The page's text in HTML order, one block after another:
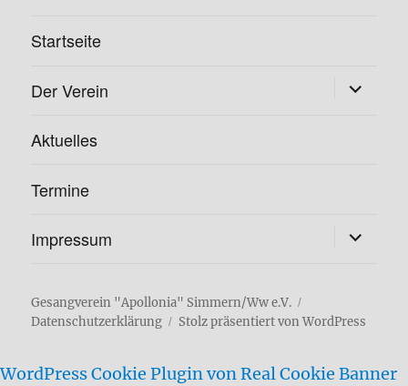
Startseite
Der Verein
öffnen
Aktuelles
Termine
Impressum
öffnen
Gesangverein "Apollonia" Simmern/Ww e.V.
Datenschutzerklärung
Stolz präsentiert von WordPress
WordPress Cookie Plugin von Real Cookie Banner